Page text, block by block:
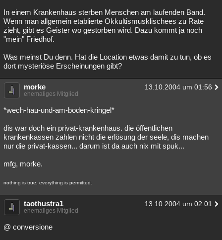
In einem Krankenhaus sterben Menschen am laufenden Band.
Wenn man allgemein etablierte Okkultismusklischees zu Rate
zieht, gibt es Geister wo gestorben wird. Dazu kommt ja noch
"mein" Friedhof.
Was meinst Du denn. Hat die Location etwas damit zu tun, ob es
dort mysteriöse Erscheinungen gibt?
morke 13.10.2004 um 01:56
ehemaliges Mitglied
*wech-hau-und-am-boden-kringel*
dis war doch ein privat-krankenhaus. die öffentlichen
krankenkassen zahlen nicht die erlösung der seele, dis machen
nur die privat-kassen... darum ist da auch nix mit spuk...
mfg, morke.
nothing is true, everything is permitted.
taothustra1 13.10.2004 um 02:01
ehemaliges Mitglied
@ conversione